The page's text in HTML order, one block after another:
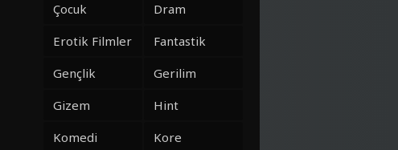
Çocuk
Dram
Erotik Filmler
Fantastik
Gençlik
Gerilim
Gizem
Hint
Komedi
Kore